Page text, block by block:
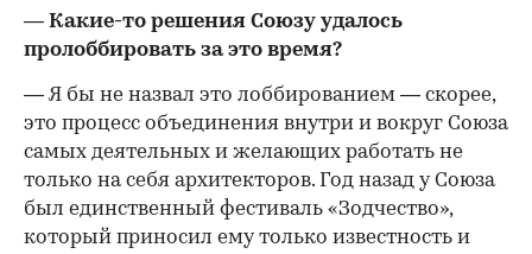
— Какие-то решения Союзу удалось
пролоббировать за это время?
— Я бы не назвал это лоббированием — скорее,
это процесс объединения внутри и вокруг Союза
самых деятельных и желающих работать не
только на себя архитекторов. Год назад у Союза
был единственный фестиваль «Зодчество»,
который приносил ему только известность и